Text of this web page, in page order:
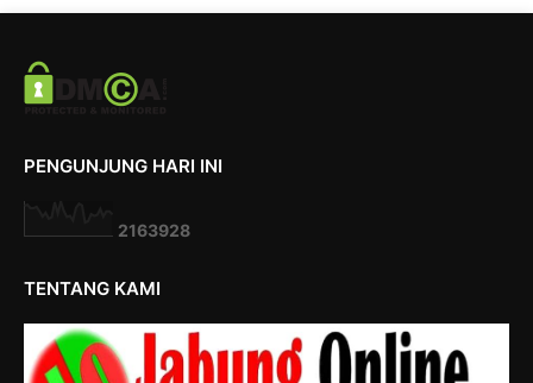
PENGUNJUNG HARI INI
2163928
TENTANG KAMI